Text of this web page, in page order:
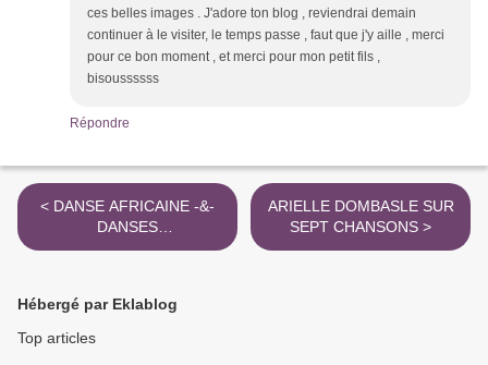
ces belles images . J'adore ton blog , reviendrai demain
continuer à le visiter, le temps passe , faut que j'y aille , merci
pour ce bon moment , et merci pour mon petit fils ,
bisoussssss
Répondre
< DANSE AFRICAINE -&-
DANSES
TRADITIONNELLES
ARIELLE DOMBASLE SUR
SEPT CHANSONS >
Hébergé par Eklablog
Top articles